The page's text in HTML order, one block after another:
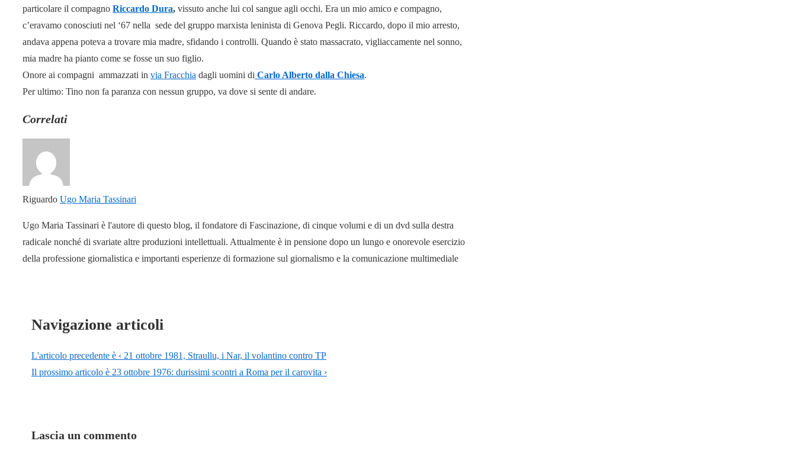
particolare il compagno Riccardo Dura, vissuto anche lui col sangue agli occhi. Era un mio amico e compagno,
c’eravamo conosciuti nel ‘67 nella sede del gruppo marxista leninista di Genova Pegli. Riccardo, dopo il mio arresto,
andava appena poteva a trovare mia madre, sfidando i controlli. Quando è stato massacrato, vigliaccamente nel sonno,
mia madre ha pianto come se fosse un suo figlio.
Onore ai compagni ammazzati in via Fracchia dagli uomini di Carlo Alberto dalla Chiesa.
Per ultimo: Tino non fa paranza con nessun gruppo, va dove si sente di andare.
Correlati
Riguardo Ugo Maria Tassinari
Ugo Maria Tassinari è l'autore di questo blog, il fondatore di Fascinazione, di cinque volumi e di un dvd sulla destra
radicale nonché di svariate altre produzioni intellettuali. Attualmente è in pensione dopo un lungo e onorevole esercizio
della professione giornalistica e importanti esperienze di formazione sul giornalismo e la comunicazione multimediale
Navigazione articoli
L'articolo precedente è ‹ 21 ottobre 1981, Straullu, i Nar, il volantino contro TP
Il prossimo articolo è 23 ottobre 1976: durissimi scontri a Roma per il carovita ›
Lascia un commento